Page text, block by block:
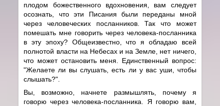
плодом божественного вдохновения, вам следует
осознать, что эти Писания были переданы мной
через человеческих посланников. Так что может
помешать мне говорить через человека-посланника
в эту эпоху? Общеизвестно, что я обладаю всей
полнотой власти на Небесах и на Земле, нет ничего,
что может остановить меня. Единственный вопрос:
"Желаете ли вы слушать, есть ли у вас уши, чтобы
слышать?".
Вы, возможно, начнете размышлять, почему я
говорю через человека-посланника. Я говорю вам,